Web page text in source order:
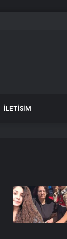
İLETIŞIM